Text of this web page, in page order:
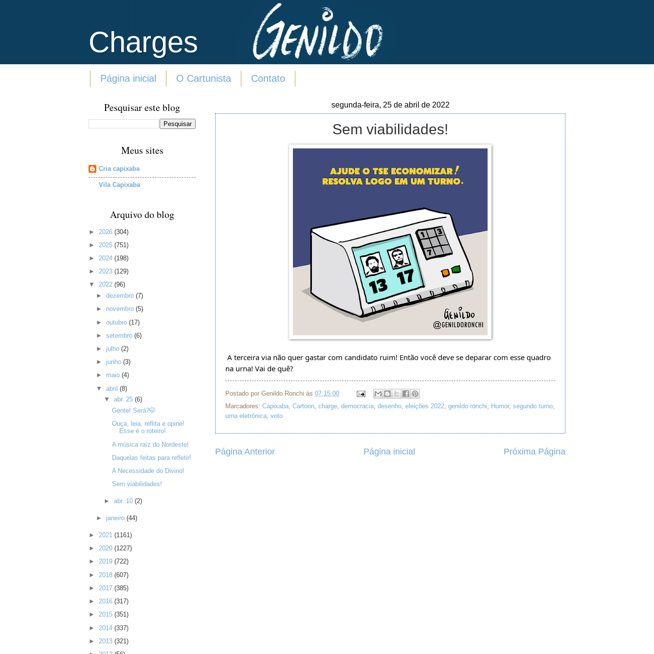
Charges
Página inicial O Cartunista Contato
segunda-feira, 25 de abril de 2022
Sem viabilidades!
A terceira via não quer gastar com candidato ruim! Então você deve se deparar com esse quadro
na urna! Vai de quê?
Postado por Genildo Ronchi às 07:15:00
Marcadores: Capixaba, Cartoon, charge, democracia, desenho, eleições 2022, genildo ronchi, Humor, segundo turno,
urna eletrônica, voto
Página Anterior Próxima Página
Página inicial
Pesquisar este blog
Meus sites
Cria capixaba
Vila Capixaba
Arquivo do blog
► 2026 (304)
► 2025 (751)
► 2024 (198)
► 2023 (129)
▼ 2022 (96)
►dezembro(7)
► novembro(5)
►outubro(17)
►setembro(6)
► julho(2)
► junho(3)
► maio(4)
▼abril(8)
▼ abr. 25 (6)
Gente! Será?🤭
Ouça, leia, reflita e opine!
Esse é o roteiro!
A música raíz do Nordeste!
Daquelas feitas para refletir!
A Necessidade do Divino!
Sem viabilidades!
► abr. 10 (2)
► janeiro(44)
► 2021 (1161)
► 2020 (1227)
► 2019 (722)
► 2018 (607)
► 2017 (385)
► 2016 (317)
► 2015 (351)
► 2014 (337)
► 2013 (321)